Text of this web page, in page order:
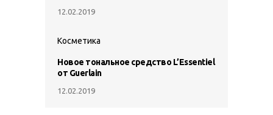
12.02.2019
Косметика
Новое тональное средство L’Essentiel
от Guerlain
12.02.2019